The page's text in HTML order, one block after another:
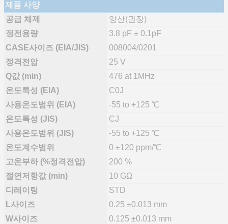
제품 사양
공급 체제
양산(권장)
정전용량
3.8 pF ± 0.1pF
CASE사이즈 (EIA/JIS)
008004/0201
정격전압
25 V
Q값 (min)
476 at 1MHz
온도특성 (EIA)
C0J
사용온도범위 (EIA)
-55 to +125 ℃
온도특성 (JIS)
CJ
사용온도범위 (JIS)
-55 to +125 ℃
온도계수범위
0 ±120 ppm/℃
고온부하 (%정격전압)
200 %
절연저항값 (min)
10 GΩ
디레이팅
STD
L사이즈
0.25 ±0.013 mm
W사이즈
0.125 ±0.013 mm